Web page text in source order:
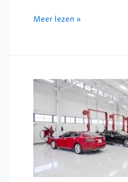
Meer lezen »
Tesla
Antwerpen
België